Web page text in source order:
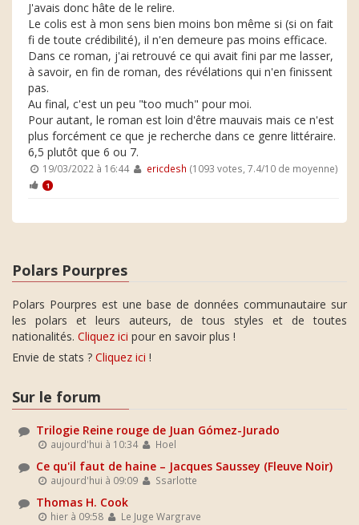
J'avais donc hâte de le relire.
Le colis est à mon sens bien moins bon même si (si on fait
fi de toute crédibilité), il n'en demeure pas moins efficace.
Dans ce roman, j'ai retrouvé ce qui avait fini par me lasser,
à savoir, en fin de roman, des révélations qui n'en finissent
pas.
Au final, c'est un peu "too much" pour moi.
Pour autant, le roman est loin d'être mauvais mais ce n'est
plus forcément ce que je recherche dans ce genre littéraire.
6,5 plutôt que 6 ou 7.
19/03/2022 à 16:44 ericdesh (1093 votes, 7.4/10 de moyenne)
1
Polars Pourpres
Polars Pourpres est une base de données communautaire sur
les polars et leurs auteurs, de tous styles et de toutes
nationalités. Cliquez ici pour en savoir plus !
Envie de stats ? Cliquez ici !
Sur le forum
Trilogie Reine rouge de Juan Gómez-Jurado
aujourd'hui à 10:34 Hoel
Ce qu'il faut de haine – Jacques Saussey (Fleuve Noir)
aujourd'hui à 09:09 Ssarlotte
Thomas H. Cook
hier à 09:58 Le Juge Wargrave